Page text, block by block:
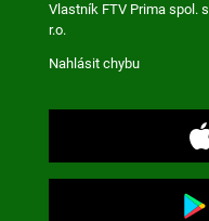
Vlastník FTV Prima spol. s
r.o.
Nahlásit chybu